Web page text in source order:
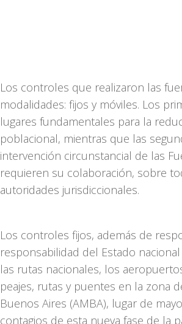
Los controles que realizaron las
modalidades: fijos y móviles. Los
lugares fundamentales para la
poblacional, mientras que las
intervención circunstancial de las
requieren su colaboración, sobre
autoridades jurisdiccionales.
Los controles fijos, además de
responsabilidad del Estado
las rutas nacionales, los
peajes, rutas y puentes en la zona
Buenos Aires (AMBA), lugar de
contagios de esta nueva fase de la